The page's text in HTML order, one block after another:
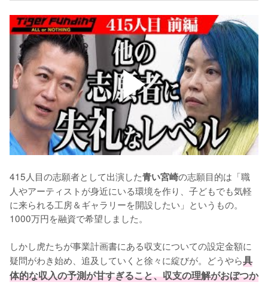
415人目の志願者として出演した青い宮崎の志願目的は「職
人やアーティストが身近にいる環境を作り、子どもでも気軽
に来られる工房＆ギャラリーを開設したい」というもの。
1000万円を融資で希望しました。
しかし虎たちが事業計画書にある収支についての設定金額に
疑問がわき始め、追及していくと徐々に綻びが。どうやら具
体的な収入の予測が甘すぎること、収支の理解がおぼつか